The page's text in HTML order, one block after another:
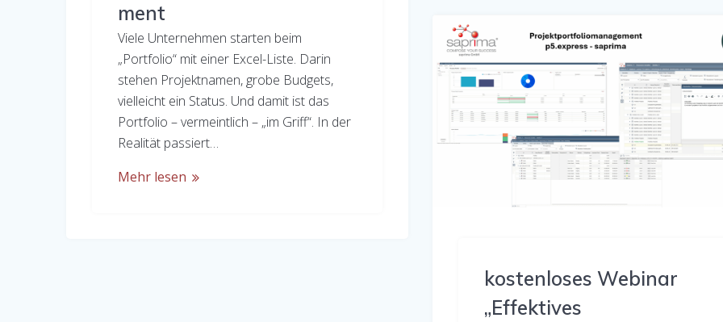
ment
Viele Unternehmen starten beim
„Portfolio“ mit einer Excel-Liste. Darin
stehen Projektnamen, grobe Budgets,
vielleicht ein Status. Und damit ist das
Portfolio – vermeintlich – „im Griff“. In der
Realität passiert…
Mehr lesen
kostenloses Webinar
„Effektives